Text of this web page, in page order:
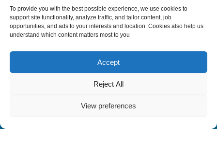
To provide you with the best possible experience, we use cookies to
support site functionality, analyze traffic, and tailor content, job
opportunities, and ads to your interests and location. Cookies also help us
understand which content matters most to you
Accept
Reject All
View preferences